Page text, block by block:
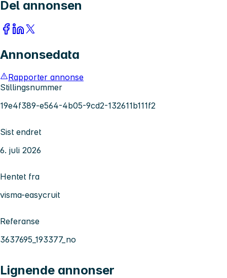
Del annonsen
Annonsedata
Rapporter annonse
Stillingsnummer
19e4f389-e564-4b05-9cd2-132611b111f2
Sist endret
6. juli 2026
Hentet fra
visma-easycruit
Referanse
3637695_193377_no
Lignende annonser